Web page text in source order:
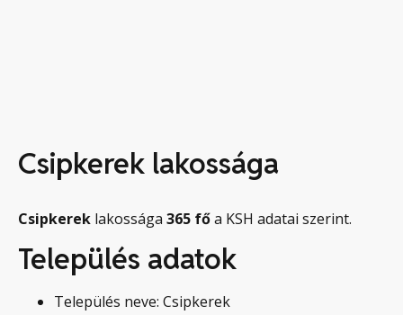
Csipkerek lakossága
Csipkerek lakossága 365 főa KSH adatai szerint.
Település adatok
Település neve: Csipkerek